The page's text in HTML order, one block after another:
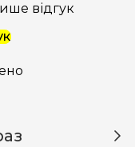
відгук